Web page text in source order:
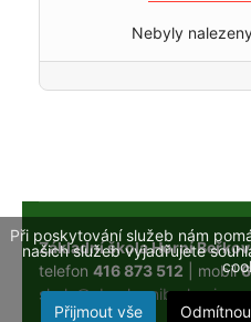
Nebyly
Základní škola Horní
telefon 416 873 512 | mobil
Při poskytování služeb nám
našich služeb vyjadřujete
Přijmout vše